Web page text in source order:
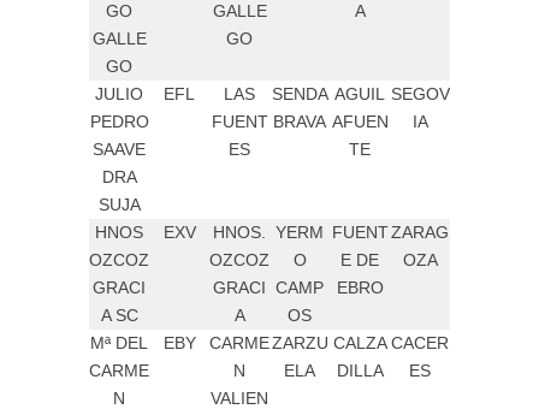
GO
GALLE
GO
GALLE
GO
A
JULIO
PEDRO
SAAVE
DRA
SUJA
EFL
LAS
FUENT
ES
SENDA
BRAVA
AGUIL
AFUEN
TE
SEGOV
IA
HNOS
OZCOZ
GRACI
A SC
EXV
HNOS.
OZCOZ
GRACI
A
YERM
O
CAMP
OS
FUENT
E DE
EBRO
ZARAG
OZA
Mª DEL
CARME
N
EBY
CARME
N
VALIEN
ZARZU
ELA
CALZA
DILLA
CACER
ES